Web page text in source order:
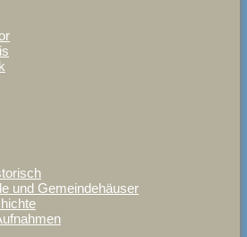
und Gemeindehäuser